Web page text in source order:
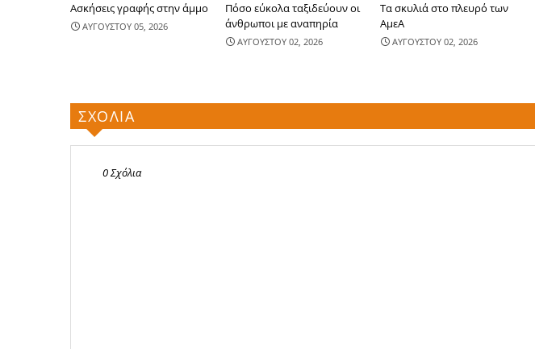
Ασκήσεις γραφής στην άμμο
ΑΥΓΟΥΣΤΟΥ 05, 2026
Πόσο εύκολα ταξιδεύουν οι
άνθρωποι με αναπηρία
ΑΥΓΟΥΣΤΟΥ 02, 2026
Τα σκυλιά στο πλευρό των
ΑμεΑ
ΑΥΓΟΥΣΤΟΥ 02, 2026
ΣΧΟΛΙΑ
0 Σχόλια